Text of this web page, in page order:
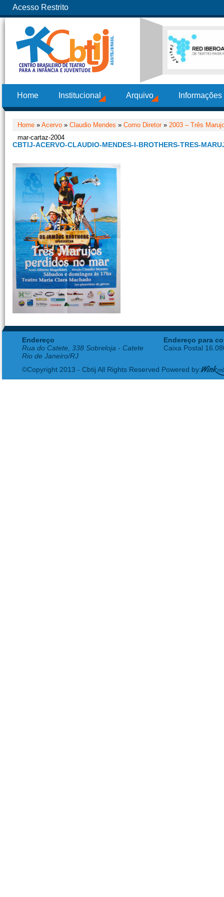
Acesso Restrito
Home Institucional Arquivo
Home » Acervo » Claudio Mendes » Como Diretor» 2003 – Três
mar-cartaz-2004
CBTIJ-ACERVO-CLAUDIO-MENDES-I-BROTHERS-TRES-
Endereço
Rua do Catete, 338 Sobreloja - Catete
Rio de Janeiro/RJ
Endereço para
Caixa Postal
©Copyright 2013 - Cbtij All Rights Reserved Powered by: